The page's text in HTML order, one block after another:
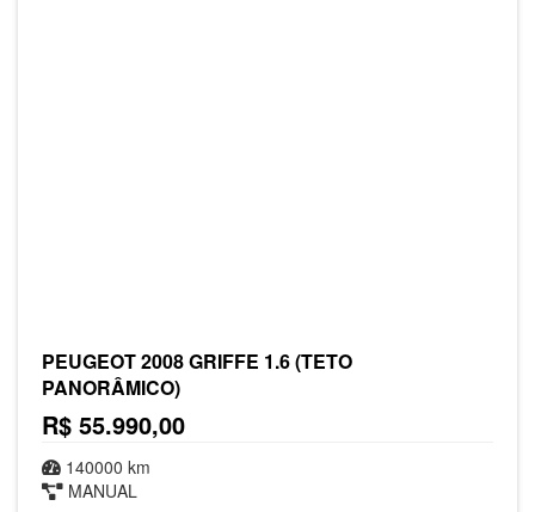
PEUGEOT 2008 GRIFFE 1.6 (TETO
PANORÂMICO)
R$ 55.990,00
140000 km
MANUAL